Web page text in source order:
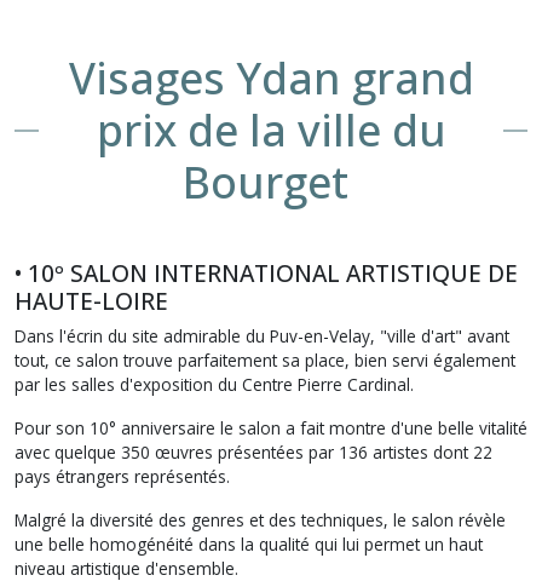
Visages Ydan grand
prix de la ville du
Bourget
• 10º SALON INTERNATIONAL ARTISTIQUE DE
HAUTE-LOIRE
Dans l'écrin du site admirable du Puv-en-Velay, "ville d'art" avant
tout, ce salon trouve parfaitement sa place, bien servi également
par les salles d'exposition du Centre Pierre Cardinal.
Pour son 10° anniversaire le salon a fait montre d'une belle vitalité
avec quelque 350 œuvres présentées par 136 artistes dont 22
pays étrangers représentés.
Malgré la diversité des genres et des techniques, le salon révèle
une belle homogénéité dans la qualité qui lui permet un haut
niveau artistique d'ensemble.